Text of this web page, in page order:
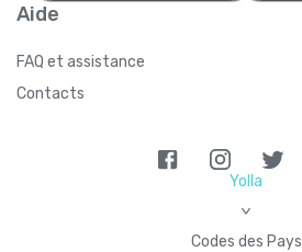
Aide
FAQ et assistance
Contacts
Yolla
>
Codes des Pays